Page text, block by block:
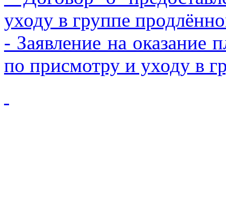
уходу в группе
- Заявление на оказание
по присмотру и уходу в